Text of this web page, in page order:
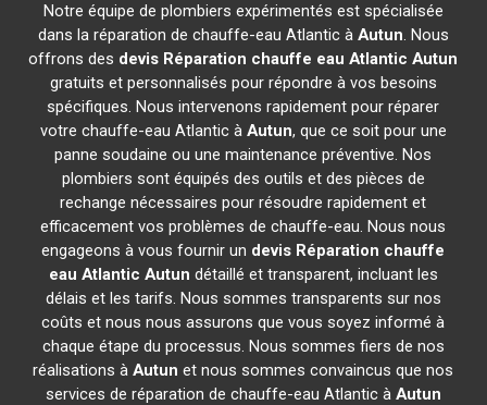
Notre équipe de plombiers expérimentés est spécialisée
dans la réparation de chauffe-eau Atlantic à Autun. Nous
offrons des devis Réparation chauffe eau Atlantic Autun
gratuits et personnalisés pour répondre à vos besoins
spécifiques. Nous intervenons rapidement pour réparer
votre chauffe-eau Atlantic à Autun, que ce soit pour une
panne soudaine ou une maintenance préventive. Nos
plombiers sont équipés des outils et des pièces de
rechange nécessaires pour résoudre rapidement et
efficacement vos problèmes de chauffe-eau. Nous nous
engageons à vous fournir un devis Réparation chauffe
eau Atlantic Autun détaillé et transparent, incluant les
délais et les tarifs. Nous sommes transparents sur nos
coûts et nous nous assurons que vous soyez informé à
chaque étape du processus. Nous sommes fiers de nos
réalisations àAutun et nous sommes convaincus que nos
services de réparation de chauffe-eau Atlantic à Autun